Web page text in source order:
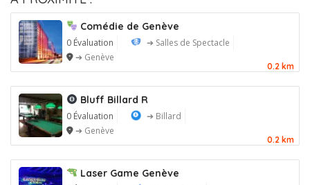
Comédie de Genève
0 Évaluation
➔ Salles de Spectacle
➔ Genève
0.2 km
Bluff Billard R
0 Évaluation
➔ Billard
➔ Genève
0.2 km
Laser Game Genève